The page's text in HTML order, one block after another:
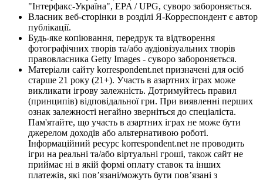
"Інтерфакс-Україна", EPA / UPG, суворо забороняється.
Власник веб-сторінки в розділі Я-Корреспондент є автор
публікації.
Будь-яке копіювання, передрук та відтворення
фотографічних творів та/або аудіовізуальних творів
правовласника Getty Images - суворо забороняється.
Матеріали сайту korrespondent.net призначені для осіб
старше 21 року (21+). Участь в азартних іграх може
викликати ігрову залежність. Дотримуйтесь правил
(принципів) відповідальної гри. При виявленні перших
ознак залежності негайно зверніться до спеціаліста.
Пам'ятайте, що участь в азартних іграх не може бути
джерелом доходів або альтернативою роботі.
Інформаційний ресурс korrespondent.net не проводить
ігри на реальні та/або віртуальні гроші, також сайт не
приймає ні в якій формі оплату ставок та інших
платежів, які пов’язані/можуть бути пов’язані з